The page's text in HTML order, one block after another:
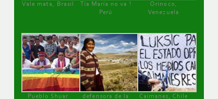
Vale mata, Brasil
Tía María no va !
Perú
Orinoco,
Venezuela
Pueblo Shuar defensora de la Caimanes, Chile